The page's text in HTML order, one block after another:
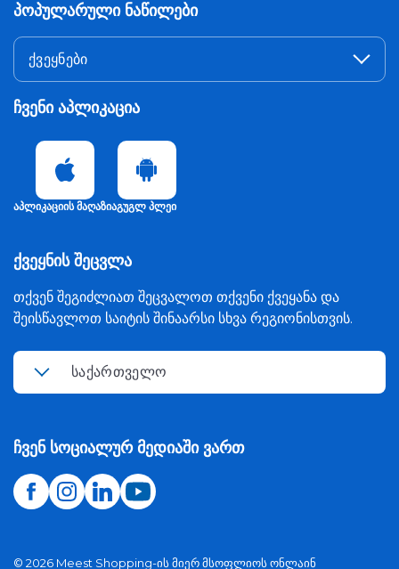
პოპულარული ნაწილები
ქვეყნები
ჩვენი აპლიკაცია
აპლიკაციის მაღაზიაგუგლ პლეი
ქვეყნის შეცვლა
თქვენ შეგიძლიათ შეცვალოთ თქვენი ქვეყანა და
შეისწავლოთ საიტის შინაარსი სხვა რეგიონისთვის.
საქართველო
ჩვენ სოციალურ მედიაში ვართ
© 2026 Meest Shopping-ის მიერ მსოფლიოს ონლაინ